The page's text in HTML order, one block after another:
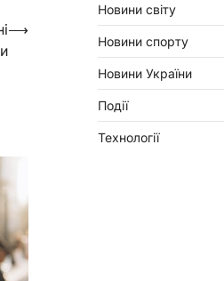
⟶
Новини світу
Новини спорту
Новини України
Події
Технології